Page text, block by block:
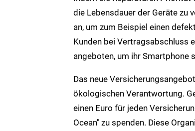
die Lebensdauer der Geräte zu
an, um zum Beispiel einen
Kunden bei Vertragsabschluss
angeboten, um ihr Smartphone
Das neue
ökologischen Verantwortung.
einen Euro für jeden
Ocean" zu spenden. Diese